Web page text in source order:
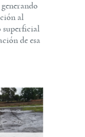
al
superficial
de esa